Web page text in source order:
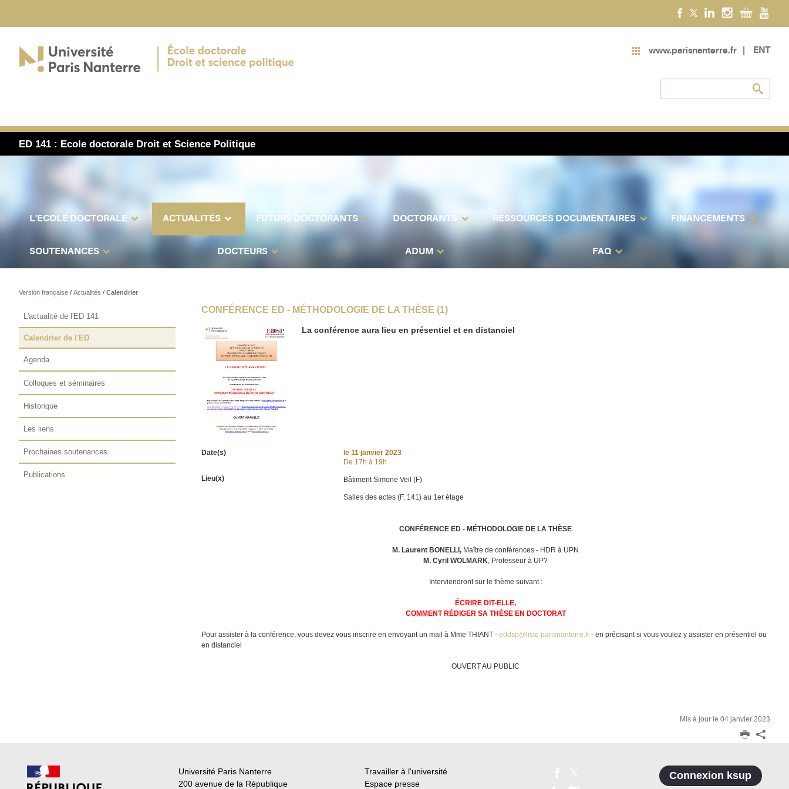
www.parisnanterre.fr ENT
ED 141 : Ecole doctorale Droit et Science Politique
L'ECOLE DOCTORALE ACTUALITÉS FUTURS DOCTORANTS DOCTORANTS RESSOURCES DOCUMENTAIRES FINANCEMENTS
SOUTENANCES DOCTEURS ADUM FAQ
Version française/ Actualités/ Calendrier
CONFÉRENCE ED - MÉTHODOLOGIE DE LA THÈSE (1)
La conférence aura lieu en présentiel et en distanciel
Date(s) le 11 janvier 2023
De 17h à 19h
Lieu(x)
Bâtiment Simone Veil (F)
Salles des actes (F. 141) au 1er étage
CONFÉRENCE ED - MÉTHODOLOGIE DE LA THÈSE
M. Laurent BONELLI, Maître de conférences - HDR à UPN
M. Cyril WOLMARK, Professeur à UP?
Interviendront sur le thème suivant :
ÉCRIRE DIT-ELLE,
COMMENT RÉDIGER SA THÈSE EN DOCTORAT
Pour assister à la conférence, vous devez vous inscrire en envoyant un mail à Mme THIANT -eddsp@liste.parisnanterre.fr - en précisant si vous voulez y assister en présentiel ou
en distanciel
OUVERT AU PUBLIC
Mis à jour le 04 janvier 2023
L'actualité de l'ED 141
Calendrier de l'ED
Agenda
Colloques et séminaires
Historique
Les liens
Prochaines soutenances
Publications
Université Paris Nanterre
200 avenue de la République
Travailler à l'université
Espace presse
Connexion ksup